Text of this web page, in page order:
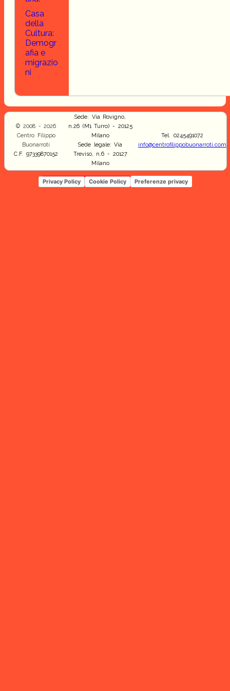
Casa
della
Cultura:
Demogr
afia e
migrazio
ni
© 2008 - 2026
Centro Filippo
Buonarroti
C.F. 97339870152
Sede: Via Rovigno,
n.26 (M1 Turro) - 20125
Milano
Sede legale: Via
Treviso, n.6 - 20127
Milano
Tel. 0245491072
info@centrofilippobuonarroti.com
Privacy Policy Cookie Policy Preferenze privacy